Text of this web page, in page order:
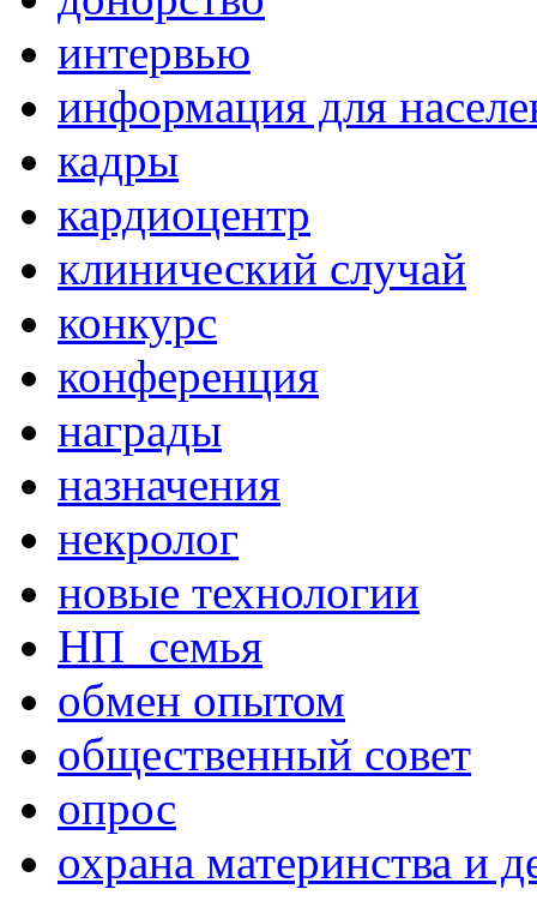
интервью
информация для
кадры
кардиоцентр
клинический случай
конкурс
конференция
награды
назначения
некролог
новые технологии
НП_семья
обмен опытом
общественный совет
опрос
охрана материнства и